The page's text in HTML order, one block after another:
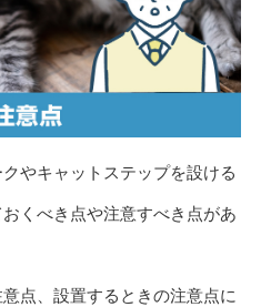
やキャットステップを設ける
くべき点や注意すべき点があ
点、設置するときの注意点に